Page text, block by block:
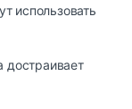
использовать
достраивает